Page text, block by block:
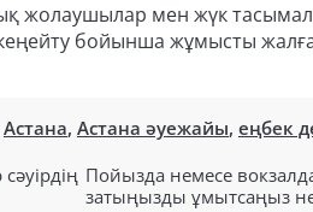
жолаушылар мен жүк
бойынша жұмысты
Астана, Астана әуежайы, еңбек
Пойызда немесе
затыңызды ұмытсаңыз не